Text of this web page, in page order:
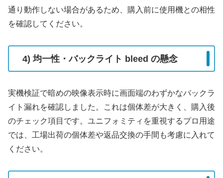
通り動作しない場合があるため、購入前に使用機との相性
を確認してください。
4) 均一性・バックライト bleed の懸念
実機検証で暗めの映像表示時に画面端のわずかなバックラ
イト漏れを確認しました。これは個体差が大きく、購入後
のチェック項目です。ユニフォミティを重視するプロ用途
では、工場出荷の個体差や返品交換の手間も考慮に入れて
ください。